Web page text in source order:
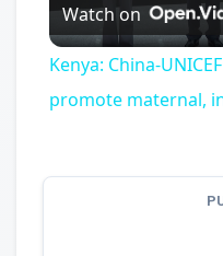
Watch on
Kenya: China-
promote maternal,